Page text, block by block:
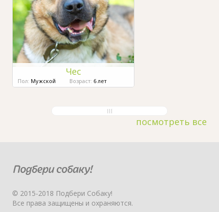
Чес
Пол: Мужской Возраст: 6 лет
посмотреть все
© 2015-2018 Подбери Собаку!
Все права защищены и охраняются.